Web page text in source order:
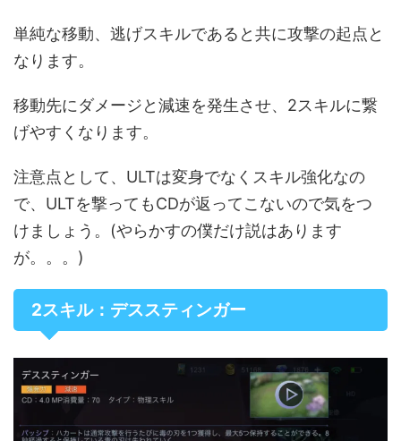
単純な移動、逃げスキルであると共に攻撃の起点と
なります。
移動先にダメージと減速を発生させ、2スキルに繋
げやすくなります。
注意点として、ULTは変身でなくスキル強化なの
で、ULTを撃ってもCDが返ってこないので気をつ
けましょう。(やらかすの僕だけ説はあります
が。。。)
2スキル：デススティンガー